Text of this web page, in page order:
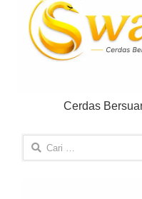
Cerdas
Cari